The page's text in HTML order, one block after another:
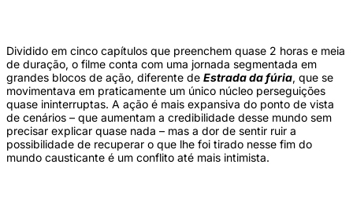
Dividido em cinco capítulos que preenchem quase 2 horas e meia
de duração, o filme conta com uma jornada segmentada em
grandes blocos de ação, diferente de Estrada da fúria, que se
movimentava em praticamente um único núcleo perseguições
quase ininterruptas. A ação é mais expansiva do ponto de vista
de cenários – que aumentam a credibilidade desse mundo sem
precisar explicar quase nada – mas a dor de sentir ruir a
possibilidade de recuperar o que lhe foi tirado nesse fim do
mundo causticante é um conflito até mais intimista.